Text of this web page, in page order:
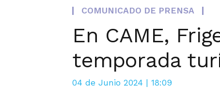
COMUNICADO DE PRENSA
En CAME,
temporada
04 de Junio 2024 | 18:09